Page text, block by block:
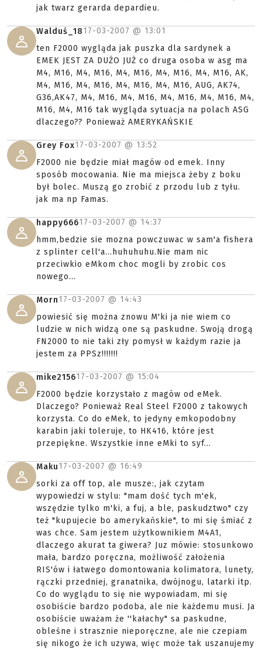
jak twarz gerarda depardieu.
Walduś_1817-03-2007 @ 13:01
ten F2000 wygląda jak puszka dla sardynek a
EMEK JEST ZA DUŻO JUŻ co druga osoba w asg ma
M4, M16, M4, M16, M4, M16, M4, M16, M4, M16, AK,
M4, M16, M4, M16, M4, M16, M4, M16, AUG, AK74,
G36,AK47, M4, M16, M4, M16, M4, M16, M4, M16, M4,
M16, M4, M16 tak wygląda sytuacja na polach ASG
dlaczego?? Ponieważ AMERYKAŃSKIE
Grey Fox17-03-2007 @ 13:52
F2000 nie będzie miał magów od emek. Inny
sposób mocowania. Nie ma miejsca żeby z boku
był bolec. Muszą go zrobić z przodu lub z tyłu.
jak ma np Famas.
happy66617-03-2007 @ 14:37
hmm,bedzie sie mozna powczuwac w sam'a fishera
z splinter cell'a...huhuhuhu.Nie mam nic
przeciwkio eMkom choc mogli by zrobic cos
nowego...
Morn17-03-2007 @ 14:43
powiesić się można znowu M'ki ja nie wiem co
ludzie w nich widzą one są paskudne. Swoją drogą
FN2000 to nie taki zły pomysł w każdym razie ja
jestem za PPSz!!!!!!!
mike215617-03-2007 @ 15:04
F2000 będzie korzystało z magów od eMek.
Dlaczego? Ponieważ Real Steel F2000 z takowych
korzysta. Co do eMek, to jedyny emkopodobny
karabin jaki toleruje, to HK416, które jest
przepiękne. Wszystkie inne eMki to syf...
Maku17-03-2007 @ 16:49
sorki za off top, ale musze:, jak czytam
wypowiedzi w stylu: "mam dość tych m'ek,
wszędzie tylko m'ki, a fuj, a ble, paskudztwo" czy
też "kupujecie bo amerykańskie", to mi się śmiać z
was chce. Sam jestem użytkownikiem M4A1,
dlaczego akurat ta giwera? Juz mówie: stosunkowo
mała, bardzo poręczna, możliwość założenia
RIS'ów i łatwego domontowania kolimatora, lunety,
rączki przedniej, granatnika, dwójnogu, latarki itp.
Co do wyglądu to się nie wypowiadam, mi się
osobiście bardzo podoba, ale nie każdemu musi. Ja
osobiście uważam że ''kałachy" sa paskudne,
obleśne i strasznie nieporęczne, ale nie czepiam
się nikogo że ich uzywa, więc może tak uszanujemy